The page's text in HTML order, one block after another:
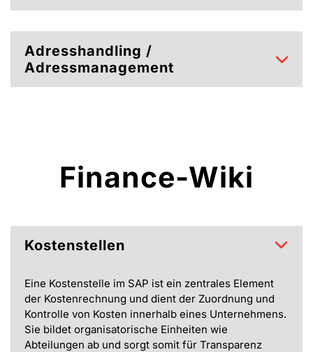
Adresshandling /
Adressmanagement
Finance-Wiki
Kostenstellen
Eine Kostenstelle im SAP ist ein zentrales Element
der Kostenrechnung und dient der Zuordnung und
Kontrolle von Kosten innerhalb eines Unternehmens.
Sie bildet organisatorische Einheiten wie
Abteilungen ab und sorgt somit für Transparenz